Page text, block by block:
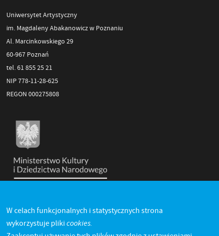
Uniwersytet Artystyczny
im. Magdaleny Abakanowicz w Poznaniu
Al. Marcinkowskiego 29
60-967 Poznań
tel. 61 855 25 21
NIP 778-11-28-625
REGON 000275808
W celach funkcjonalnych i statystycznych strona
wykorzystuje pliki cookies.